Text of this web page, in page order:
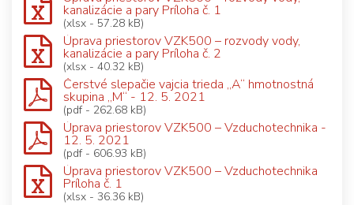
kanalizácie a pary Príloha č. 1
(xlsx - 57.28 kB)
Úprava priestorov VZK500 – rozvody vody,
kanalizácie a pary Príloha č. 2
(xlsx - 40.32 kB)
Čerstvé slepačie vajcia trieda „A“ hmotnostná
skupina „M“ - 12. 5. 2021
(pdf - 262.68 kB)
Úprava priestorov VZK500 – Vzduchotechnika -
12. 5. 2021
(pdf - 606.93 kB)
Úprava priestorov VZK500 – Vzduchotechnika
Príloha č. 1
(xlsx - 36.36 kB)